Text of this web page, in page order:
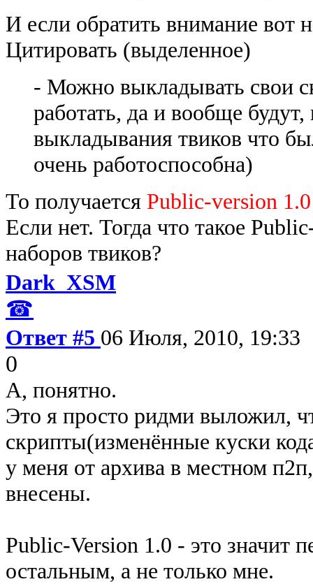
И если обратить внимание вот
Цитировать (выделенное)
- Можно выкладывать свои
работать, да и вообще будут,
выкладывания твиков что
очень работоспособна)
То получается Public-version 1.0
Если нет. Тогда что такое
наборов твиков?
Dark_XSM
☎
Ответ #5 06 Июля, 2010, 19:33
0
А, понятно.
Это я просто ридми выложил,
скрипты(изменённые куски
у меня от архива в местном
внесены.
Public-Version 1.0 - это значит
остальным, а не только мне.